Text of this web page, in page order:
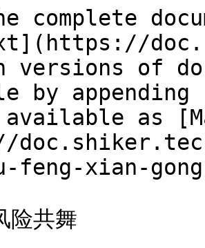
complete
versions of
by
as
feng-xian-
共舞